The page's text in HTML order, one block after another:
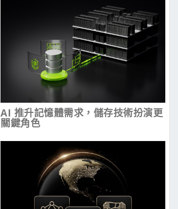
AI 推升記憶體需求，儲存技術扮演更
關鍵角色